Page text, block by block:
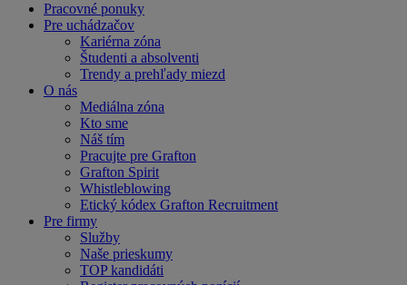
Pracovné ponuky
Pre uchádzačov
Kariérna zóna
Študenti a absolventi
Trendy a prehľady miezd
O nás
Mediálna zóna
Kto sme
Náš tím
Pracujte pre Grafton
Grafton Spirit
Whistleblowing
Etický kódex Grafton Recruitment
Pre firmy
Služby
Naše prieskumy
TOP kandidáti